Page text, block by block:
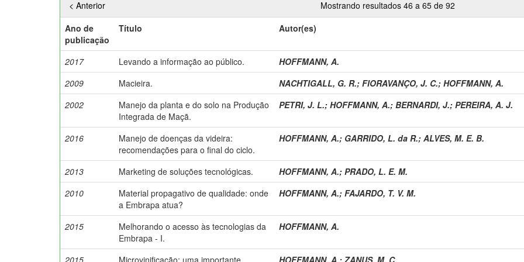
Mostrando resultados 46 a 65 de 92
< Anterior
Ano de
publicação
Título Autor(es)
2017 Levando a informação ao público.
HOFFMANN, A.
2009
Macieira. NACHTIGALL, G. R.; FIORAVANÇO, J. C.; HOFFMANN, A.
2002
Manejo da planta e do solo na Produção
Integrada de Maçã.
PETRI, J. L.; HOFFMANN, A.; BERNARDI, J.; PEREIRA, A. J.
2016
Manejo de doenças da videira:
recomendações para o final do ciclo.
HOFFMANN, A.; GARRIDO, L. da R.; ALVES, M. E. B.
2013 Marketing de soluções tecnológicas. HOFFMANN, A.; PRADO, L. E. M.
2010
Material propagativo de qualidade: onde
a Embrapa atua?
HOFFMANN, A.; FAJARDO, T. V. M.
2015
Melhorando o acesso às tecnologias da
Embrapa - I.
HOFFMANN, A.
2015 Microvinificação: uma importante HOFFMANN, A. ; ZANUS, M. C.